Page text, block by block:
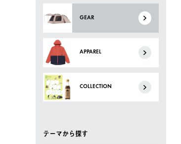
GEAR
APPAREL
COLLECTION
テーマから探す